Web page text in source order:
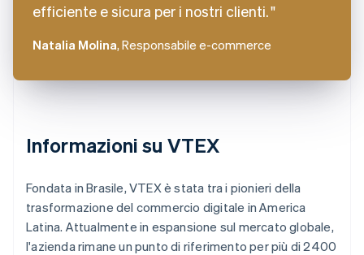
efficiente e sicura per i nostri clienti.
Natalia Molina, Responsabile e-commerce
Informazioni su VTEX
Fondata in Brasile, VTEX è stata tra i pionieri della
trasformazione del commercio digitale in America
Latina. Attualmente in espansione sul mercato globale,
l'azienda rimane un punto di riferimento per più di 2400